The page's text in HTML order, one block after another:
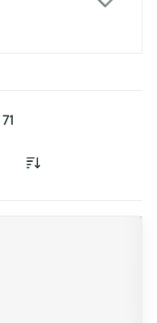
71